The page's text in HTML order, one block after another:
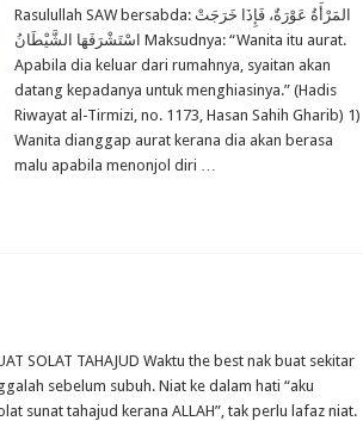
Rasulullah SAW bersabda: المَرْأَةُ عَوْرَةٌ، فَإِذَا خَرَجَتْ
اسْتَشْرَفَهَا الشَّيْطَانُ Maksudnya: “Wanita itu aurat.
Apabila dia keluar dari rumahnya, syaitan akan
datang kepadanya untuk menghiasinya.” (Hadis
Riwayat al-Tirmizi, no. 1173, Hasan Sahih Gharib) 1)
Wanita dianggap aurat kerana dia akan berasa
malu apabila menonjol diri …
SOLAT TAHAJUD Waktu the best nak buat sekitar
sebelum subuh. Niat ke dalam hati “aku
sunat tahajud kerana ALLAH”, tak perlu lafaz niat.